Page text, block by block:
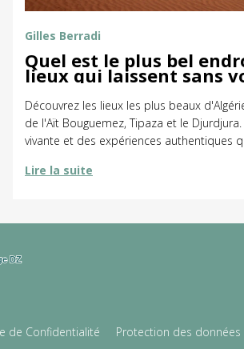
Gilles Berradi
Quel est le plus bel
lieux qui laissent sans
Découvrez les lieux les plus beaux
de l'Aït Bouguemez, Tipaza et le
vivante et des expériences authentiques
Lire la suite
de Confidentialité Protection des données